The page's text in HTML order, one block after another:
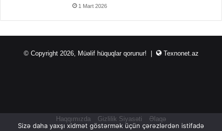
1 Mart 2026
© Copyright 2026, Müəlif hüquqlar qorunur! | Texnonet.az
Haqqımızda Gizlilik Siyasəti Əlaqə
Sizə daha yaxşı xidmət göstərmək üçün çərəzlərdən istifadə